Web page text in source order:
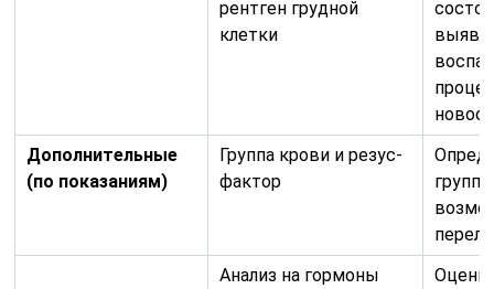
рентген грудной
клетки
Дополнительные
(по показаниям)
Группа крови и резус-
фактор
Анализ на гормоны